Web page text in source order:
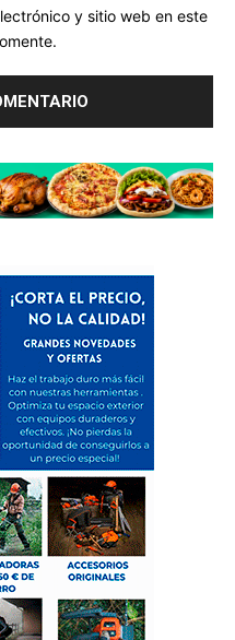
y sitio web en este